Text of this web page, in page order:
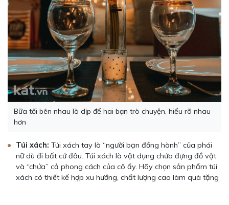
Bữa tối bên nhau là dịp để hai bạn trò chuyện, hiểu rõ nhau
hơn
Túi xách: Túi xách tay là “người bạn đồng hành” của phái
nữ dù đi bất cứ đâu. Túi xách là vật dụng chứa đựng đồ vật
và “chứa” cả phong cách của cô ấy. Hãy chọn sản phẩm túi
xách có thiết kế hợp xu hướng, chất lượng cao làm quà tặng